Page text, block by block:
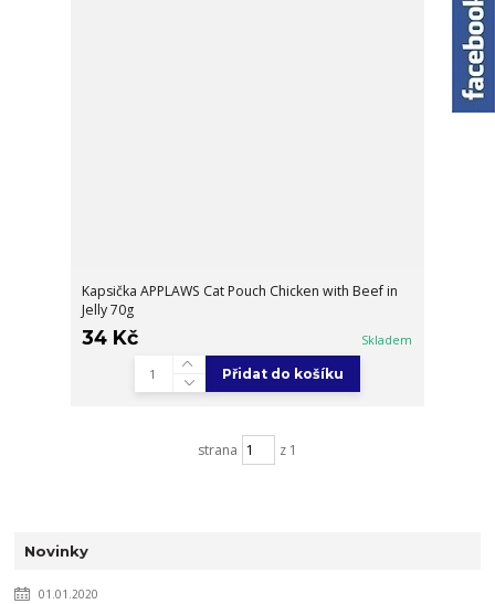
Kapsička APPLAWS Cat Pouch Chicken with Beef in
Jelly 70g
34 Kč Skladem
Přidat do košíku
strana z 1
Novinky
01.01.2020